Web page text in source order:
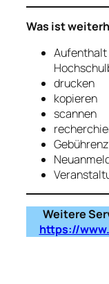
Was ist
Aufenthalt
drucken
kopieren
scannen
Weitere
https://